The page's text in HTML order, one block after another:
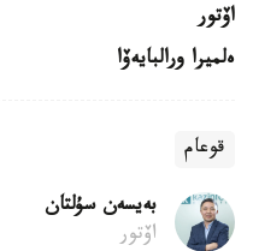
اۆتور
ەلميرا ورالبايەۆا
قوعام
بەيسەن سۇلتان
اۆتور